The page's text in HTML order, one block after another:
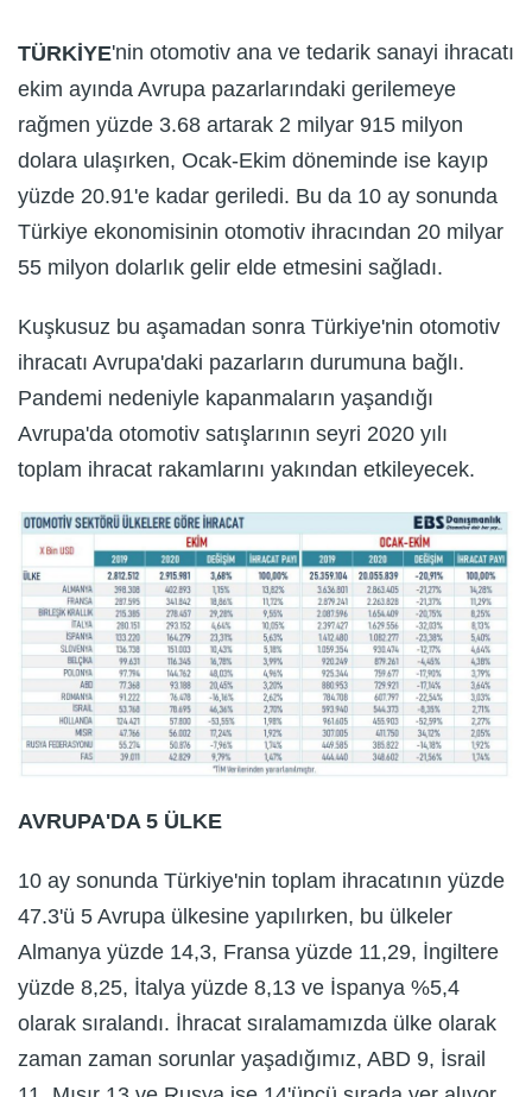
TÜRKİYE'nin otomotiv ana ve tedarik sanayi ihracatı
ekim ayında Avrupa pazarlarındaki gerilemeye
rağmen yüzde 3.68 artarak 2 milyar 915 milyon
dolara ulaşırken, Ocak-Ekim döneminde ise kayıp
yüzde 20.91'e kadar geriledi. Bu da 10 ay sonunda
Türkiye ekonomisinin otomotiv ihracından 20 milyar
55 milyon dolarlık gelir elde etmesini sağladı.
Kuşkusuz bu aşamadan sonra Türkiye'nin otomotiv
ihracatı Avrupa'daki pazarların durumuna bağlı.
Pandemi nedeniyle kapanmaların yaşandığı
Avrupa'da otomotiv satışlarının seyri 2020 yılı
toplam ihracat rakamlarını yakından etkileyecek.
AVRUPA'DA 5 ÜLKE
10 ay sonunda Türkiye'nin toplam ihracatının yüzde
47.3'ü 5 Avrupa ülkesine yapılırken, bu ülkeler
Almanya yüzde 14,3, Fransa yüzde 11,29, İngiltere
yüzde 8,25, İtalya yüzde 8,13 ve İspanya %5,4
olarak sıralandı. İhracat sıralamamızda ülke olarak
zaman zaman sorunlar yaşadığımız, ABD 9, İsrail